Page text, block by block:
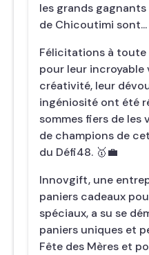
les grands
de Chicoutimi
Félicitations à
pour leur incroyable
créativité, leur
ingéniosité ont été
sommes fiers de
de champions de
du Défi48. 🥇💼
Innovgift, une
paniers cadeaux
spéciaux, a su se
paniers uniques et
Fête des Mères et